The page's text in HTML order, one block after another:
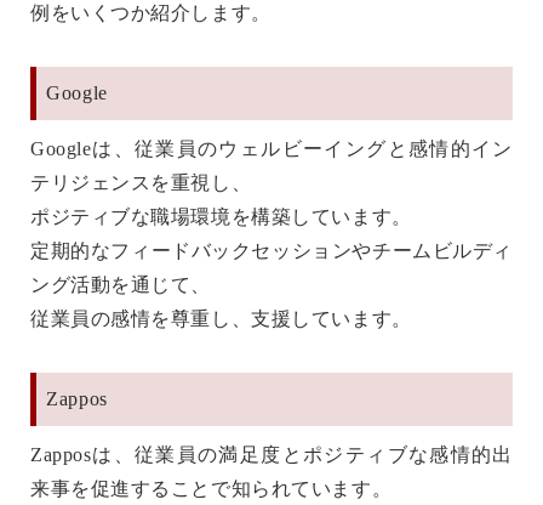
例をいくつか紹介します。
Google
Googleは、従業員のウェルビーイングと感情的イン
テリジェンスを重視し、
ポジティブな職場環境を構築しています。
定期的なフィードバックセッションやチームビルディ
ング活動を通じて、
従業員の感情を尊重し、支援しています。
Zappos
Zapposは、従業員の満足度とポジティブな感情的出
来事を促進することで知られています。